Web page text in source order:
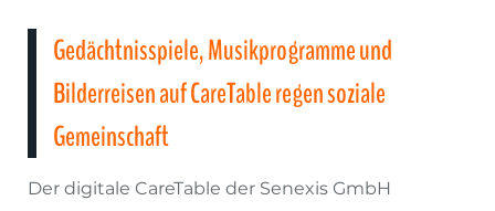
Gedächtnisspiele, Musikprogramme und
Bilderreisen auf CareTable regen soziale
Gemeinschaft
Der digitale CareTable der Senexis GmbH